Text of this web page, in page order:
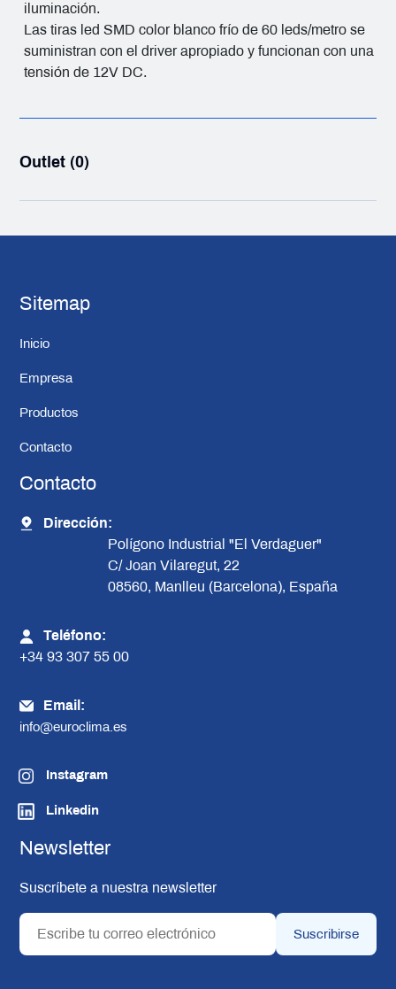
iluminación.
Las tiras led SMD color blanco frío de 60 leds/metro se
suministran con el driver apropiado y funcionan con una
tensión de 12V DC.
Outlet (0)
Sitemap
Inicio
Empresa
Productos
Contacto
Contacto
Dirección:
Polígono Industrial "El Verdaguer"
C/ Joan Vilaregut, 22
08560, Manlleu (Barcelona), España
Teléfono:
+34 93 307 55 00
Email:
info@euroclima.es
Instagram
Linkedin
Newsletter
Suscríbete a nuestra newsletter